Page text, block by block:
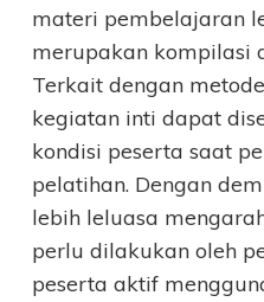
materi pembelajaran
merupakan kompilasi
Terkait dengan
kegiatan inti dapat
kondisi peserta saat
pelatihan. Dengan
lebih leluasa
perlu dilakukan oleh
peserta aktif